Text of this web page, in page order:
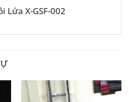
Lứa X-GSF-002